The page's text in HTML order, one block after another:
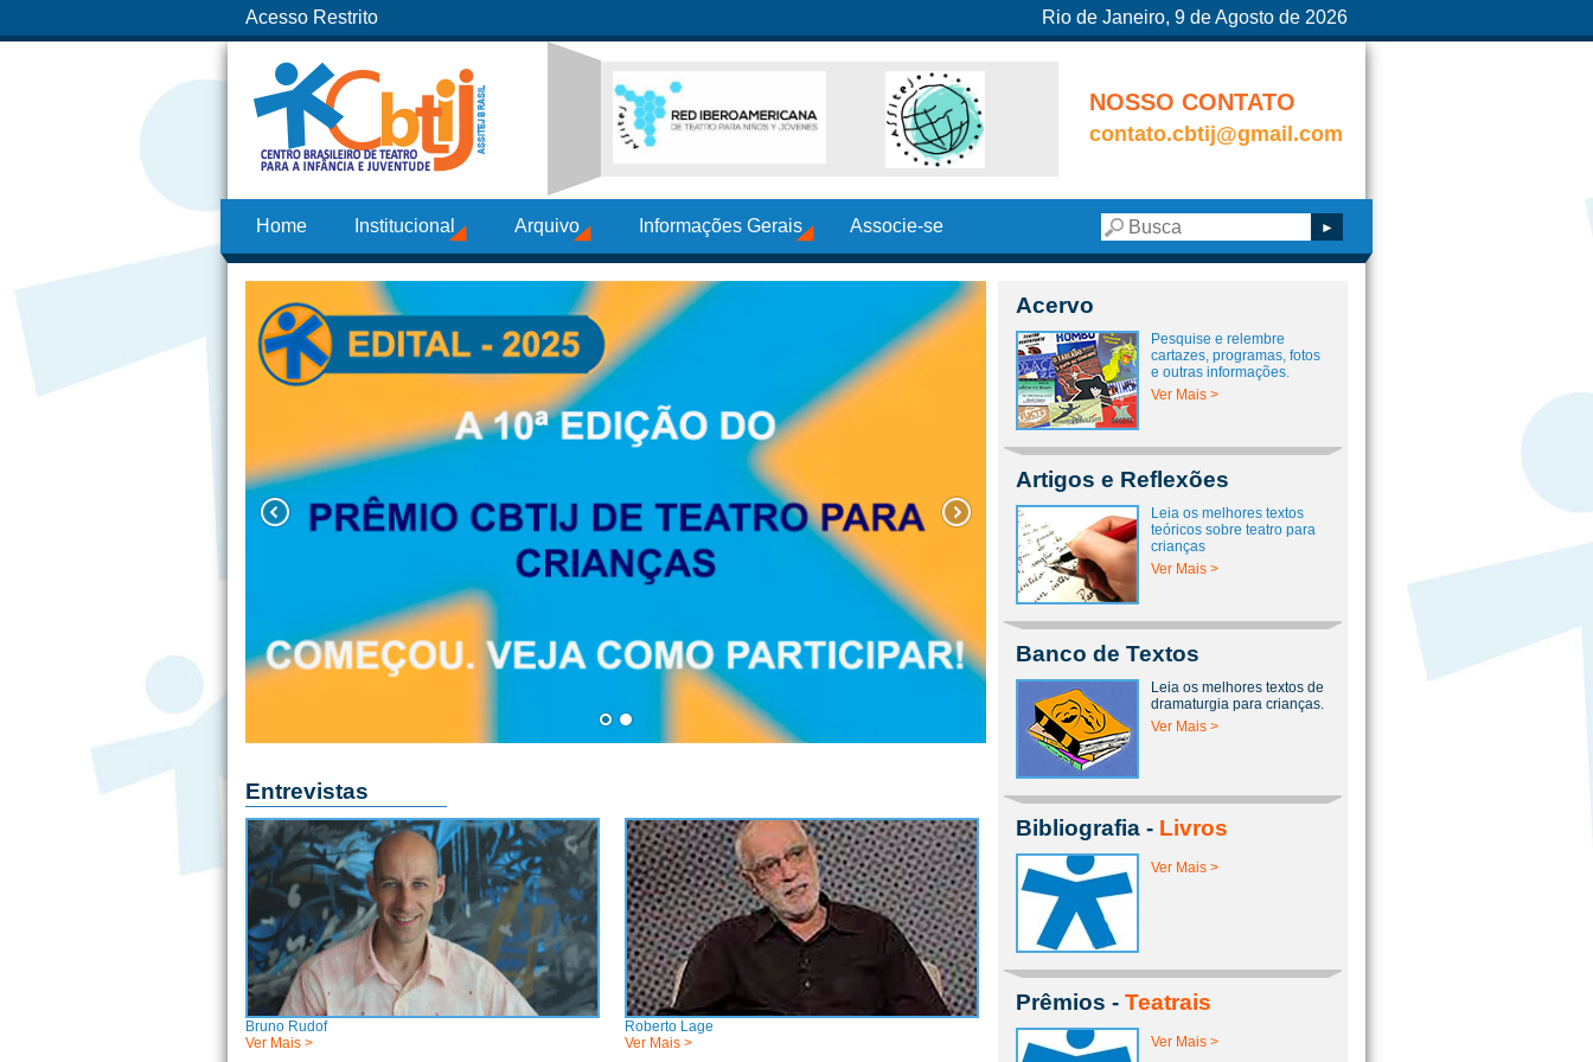
Acesso Restrito Rio de Janeiro, 9 de Agosto de 2026
NOSSO CONTATO
contato.cbtij@gmail.com
Home Institucional Arquivo Informações Gerais Associe-se
Entrevistas
Bruno Rudof
Ver Mais >
Roberto Lage
Ver Mais >
Acervo
Pesquise e relembre
cartazes, programas, fotos
e outras informações.
Ver Mais >
Artigos e Reflexões
Leia os melhores textos
teóricos sobre teatro para
crianças
Ver Mais >
Banco de Textos
Leia os melhores textos de
dramaturgia para crianças.
Ver Mais >
Bibliografia - Livros
Ver Mais >
Prêmios - Teatrais
Ver Mais >